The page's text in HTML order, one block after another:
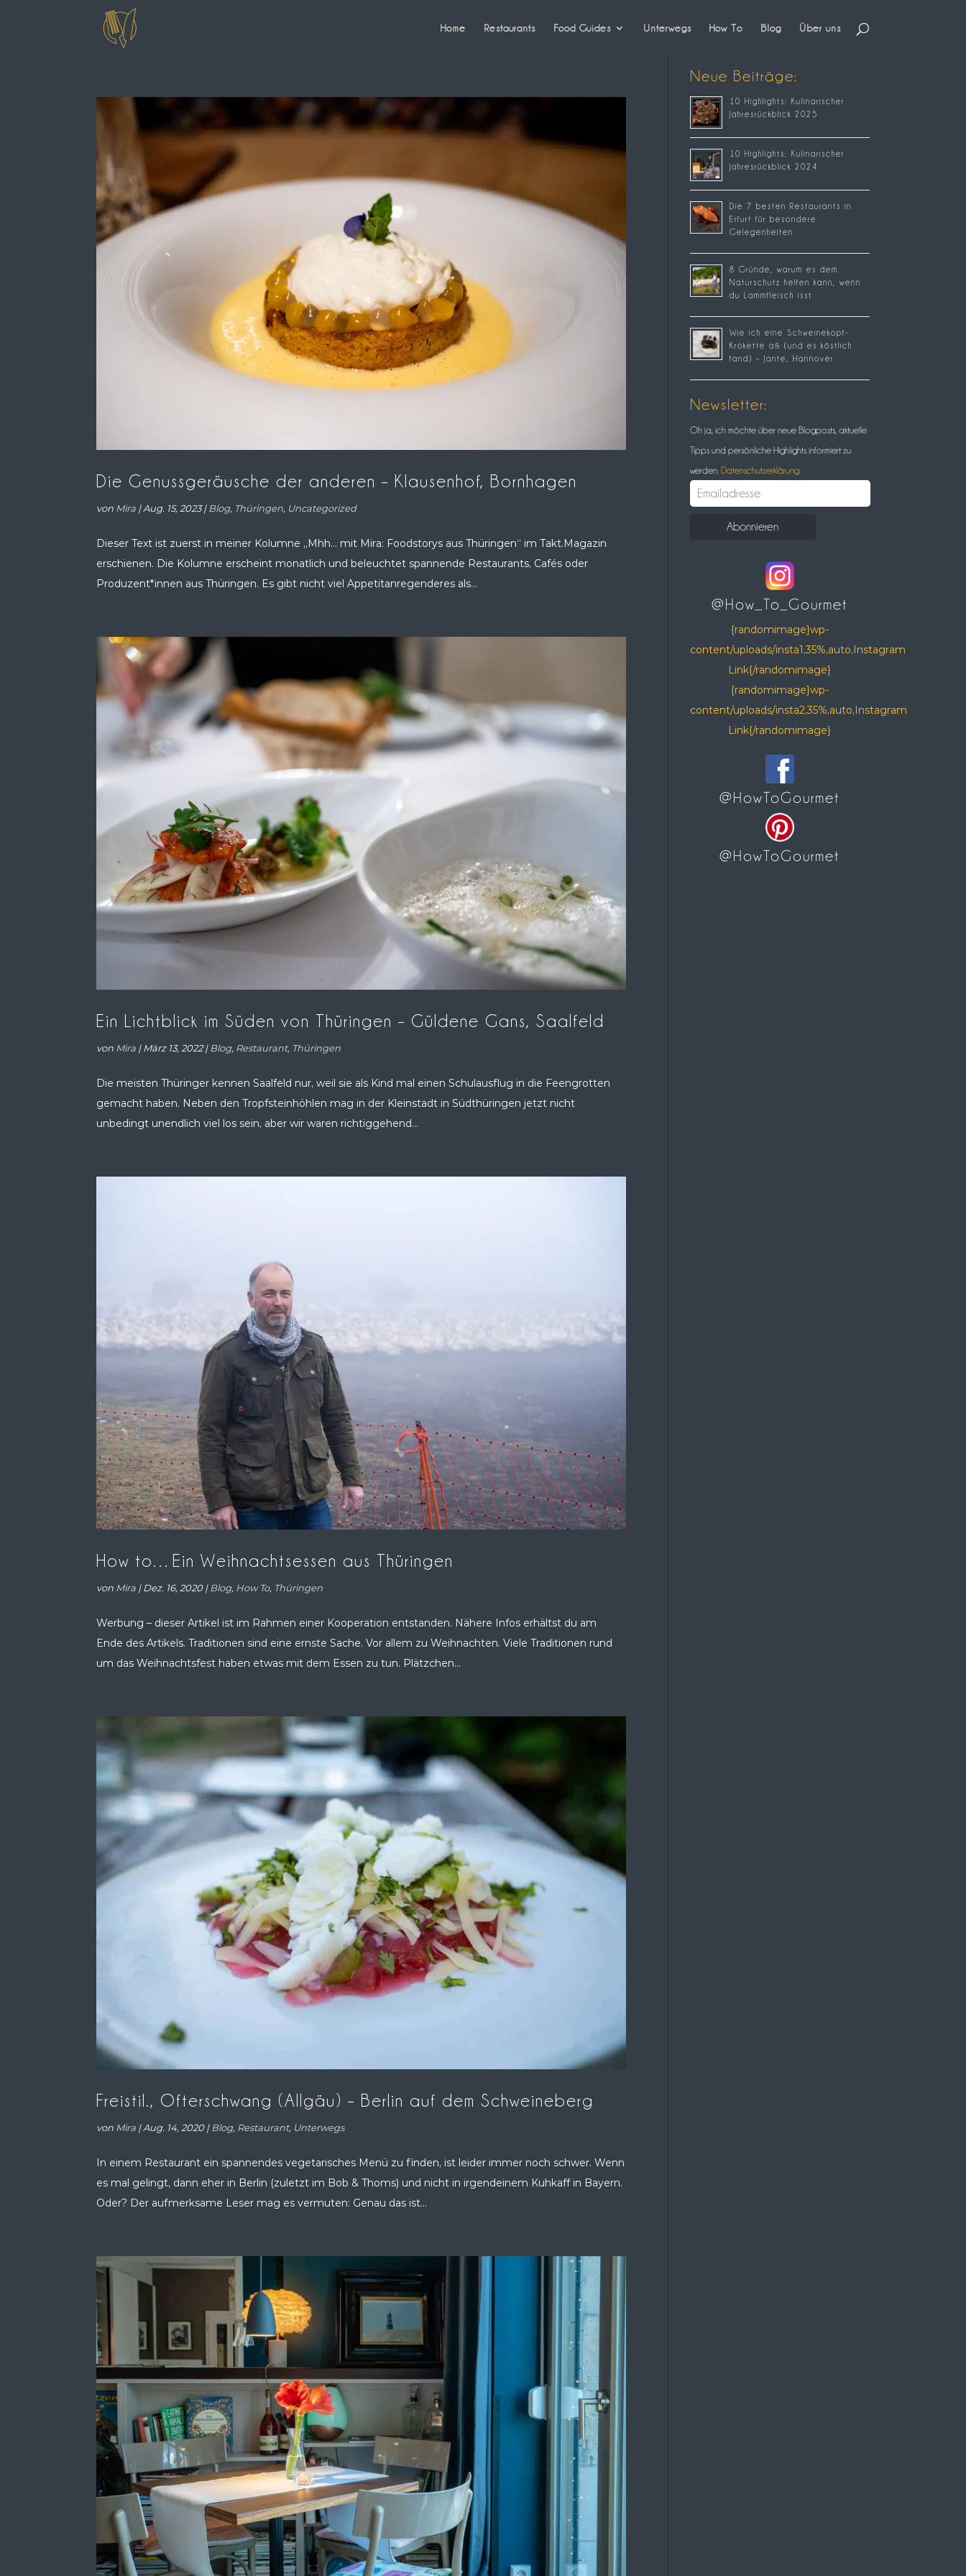
Home Restaurants Food Guides Unterwegs How To Blog Über uns
Die Genussgeräusche der anderen – Klausenhof, Bornhagen
von Mira |Aug. 15, 2023|Blog, Thüringen, Uncategorized
Dieser Text ist zuerst in meiner Kolumne „Mhh… mit Mira: Foodstorys aus Thüringen“ im Takt.Magazin
erschienen. Die Kolumne erscheint monatlich und beleuchtet spannende Restaurants, Cafés oder
Produzent*innen aus Thüringen. Es gibt nicht viel Appetitanregenderes als...
Ein Lichtblick im Süden von Thüringen – Güldene Gans, Saalfeld
von Mira |März 13, 2022|Blog, Restaurant, Thüringen
Die meisten Thüringer kennen Saalfeld nur, weil sie als Kind mal einen Schulausflug in die Feengrotten
gemacht haben. Neben den Tropfsteinhöhlen mag in der Kleinstadt in Südthüringen jetzt nicht
unbedingt unendlich viel los sein, aber wir waren richtiggehend...
How to…Ein Weihnachtsessen aus Thüringen
von Mira |Dez. 16, 2020|Blog, How To, Thüringen
Werbung – dieser Artikel ist im Rahmen einer Kooperation entstanden. Nähere Infos erhältst du am
Ende des Artikels. Traditionen sind eine ernste Sache. Vor allem zu Weihnachten. Viele Traditionen rund
um das Weihnachtsfest haben etwas mit dem Essen zu tun. Plätzchen...
Freistil., Ofterschwang (Allgäu) – Berlin auf dem Schweineberg
von Mira |Aug. 14, 2020|Blog, Restaurant, Unterwegs
In einem Restaurant ein spannendes vegetarisches Menü zu finden, ist leider immer noch schwer. Wenn
es mal gelingt, dann eher in Berlin (zuletzt im Bob & Thoms) und nicht in irgendeinem Kuhkaff in Bayern.
Oder? Der aufmerksame Leser mag es vermuten: Genau das ist...
Neue Beiträge:
10 Highlights: Kulinarischer
Jahresrückblick 2025
10 Highlights: Kulinarischer
Jahresrückblick 2024
Die 7 besten Restaurants in
Erfurt für besondere
Gelegenheiten
8 Gründe, warum es dem
Naturschutz helfen kann, wenn
du Lammfleisch isst
Wie ich eine Schweinekopf-
Krokette aß (und es köstlich
fand) – Jante, Hannover
Newsletter:
Oh ja, ich möchte über neue Blogposts, aktuelle
Tipps und persönliche Highlights informiert zu
werden. Datenschutzerklärung
@How_To_Gourmet
{randomimage}wp-
content/uploads/insta1,35%,auto,Instagram
Link{/randomimage}
{randomimage}wp-
content/uploads/insta2,35%,auto,Instagram
Link{/randomimage}
@HowToGourmet
@HowToGourmet